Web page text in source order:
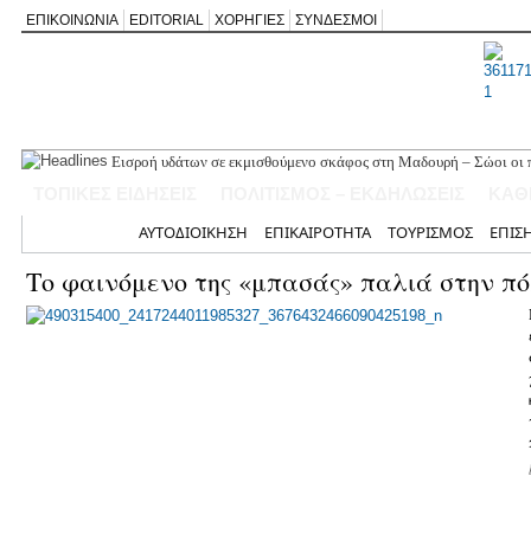
ΕΠΙΚΟΙΝΩΝΙΑ EDITORIAL ΧΟΡΗΓΙΕΣ ΣΥΝΔΕΣΜΟΙ
Εισροή υδάτων σε εκμισθούμενο σκάφος στη Μαδουρή – Σώοι οι
Άγιος Νικήτας: Απορρίφθηκε αίτημα για φιλανθρωπική δράση
και τουριστική ανάπτυξη
ΑΥΤΟΔΙΟΙΚΗΣΗ ΕΠΙΚΑΙΡΟΤΗΤΑ ΤΟΥΡΙΣΜΟΣ
Το φαινόμενο της «μπασάς» παλιά στην